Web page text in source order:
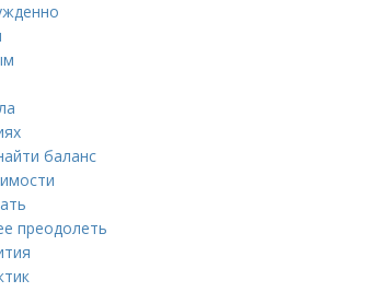
баланс
преодолеть